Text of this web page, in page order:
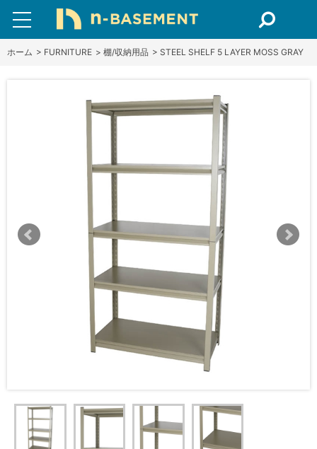
ホーム > FURNITURE > 棚/収納用品 > STEEL SHELF 5 LAYER MOSS GRAY